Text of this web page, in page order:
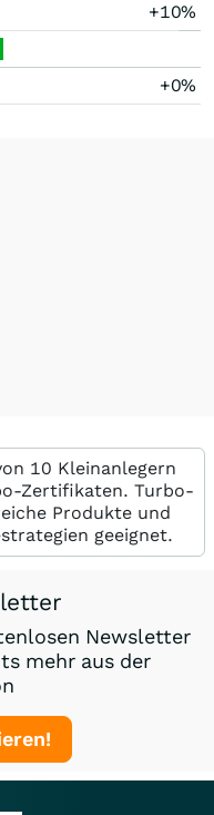
+10%
+0%
10 Kleinanlegern
Zertifikaten. Turbo-
Produkte und
geeignet.
Newsletter
mehr aus der